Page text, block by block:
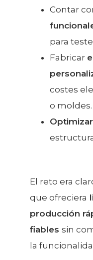
Contar
para
Fabricar
costes
o moldes.
El reto era
que ofreciera
producción
fiables sin
la